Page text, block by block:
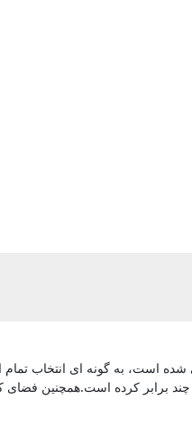
است، به گونه ای انتخاب تمام
برابر کرده است.همچنین فضای